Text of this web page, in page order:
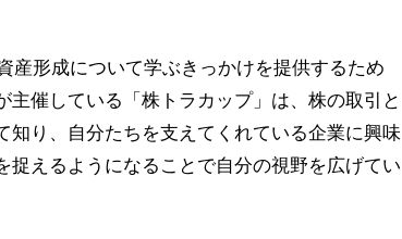
産形成について学ぶきっかけを提供するため
催している「株トラカップ」は、株の取引と
り、自分たちを支えてくれている企業に興味
えるようになることで自分の視野を広げてい